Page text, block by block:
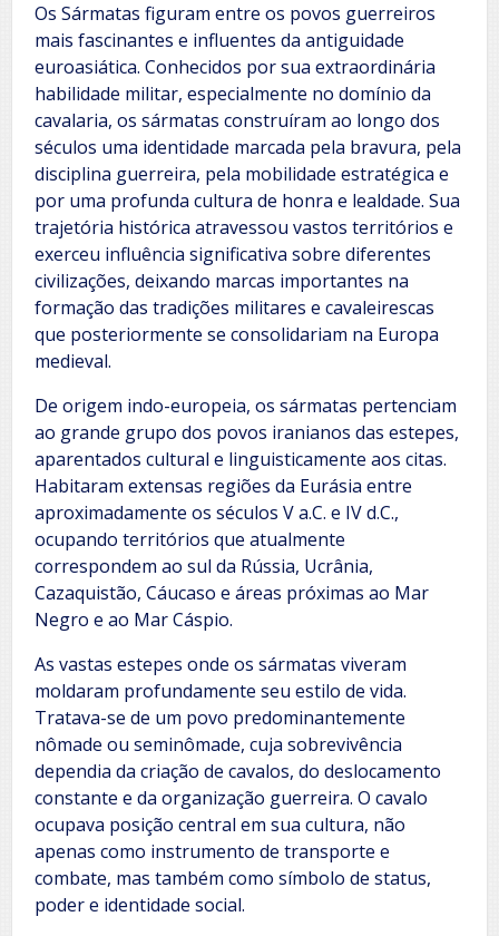
Os Sármatas figuram entre os povos guerreiros
mais fascinantes e influentes da antiguidade
euroasiática. Conhecidos por sua extraordinária
habilidade militar, especialmente no domínio da
cavalaria, os sármatas construíram ao longo dos
séculos uma identidade marcada pela bravura, pela
disciplina guerreira, pela mobilidade estratégica e
por uma profunda cultura de honra e lealdade. Sua
trajetória histórica atravessou vastos territórios e
exerceu influência significativa sobre diferentes
civilizações, deixando marcas importantes na
formação das tradições militares e cavaleirescas
que posteriormente se consolidariam na Europa
medieval.
De origem indo-europeia, os sármatas pertenciam
ao grande grupo dos povos iranianos das estepes,
aparentados cultural e linguisticamente aos citas.
Habitaram extensas regiões da Eurásia entre
aproximadamente os séculos V a.C. e IV d.C.,
ocupando territórios que atualmente
correspondem ao sul da Rússia, Ucrânia,
Cazaquistão, Cáucaso e áreas próximas ao Mar
Negro e ao Mar Cáspio.
As vastas estepes onde os sármatas viveram
moldaram profundamente seu estilo de vida.
Tratava-se de um povo predominantemente
nômade ou seminômade, cuja sobrevivência
dependia da criação de cavalos, do deslocamento
constante e da organização guerreira. O cavalo
ocupava posição central em sua cultura, não
apenas como instrumento de transporte e
combate, mas também como símbolo de status,
poder e identidade social.